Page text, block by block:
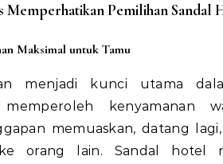
Memperhatikan Pemilihan Sandal
Maksimal untuk Tamu
menjadi kunci utama
kenyamanan
memuaskan, datang
orang lain. Sandal hotel